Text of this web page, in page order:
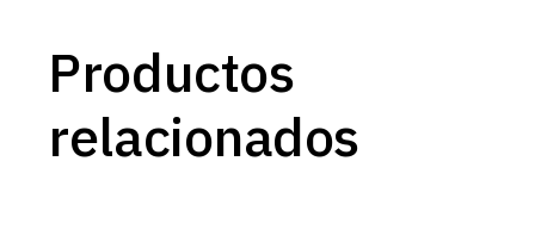
Productos
relacionados